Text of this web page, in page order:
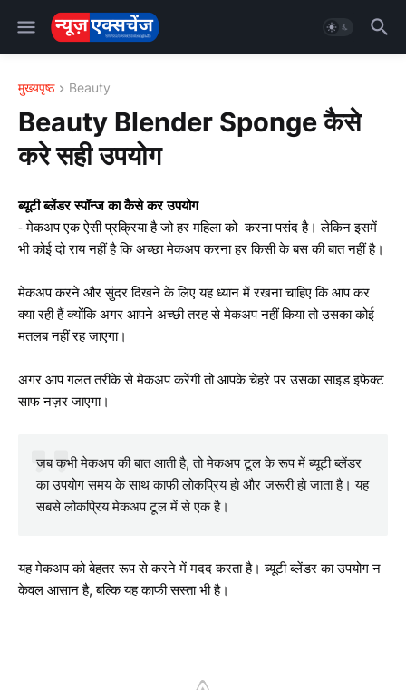
मुख्यपृष्ठ Beauty
Beauty Blender Sponge कैसे
करे सही उपयोग
ब्‍यूटी ब्‍लेंडर स्पॉन्ज का कैसे कर उपयोग
- मेकअप एक ऐसी प्रक्रिया है जो हर महिला को  करना पसंद है। लेकिन इसमें
भी कोई दो राय नहीं है कि अच्छा मेकअप करना हर किसी के बस की बात नहीं है।
मेकअप करने और सुंदर दिखने के लिए यह ध्यान में रखना चाहिए कि आप कर
क्या रही हैं क्योंकि अगर आपने अच्छी तरह से मेकअप नहीं किया तो उसका कोई
मतलब नहीं रह जाएगा।
अगर आप गलत तरीके से मेकअप करेंगी तो आपके चेहरे पर उसका साइड इफेक्ट
साफ नज़र जाएगा।
जब कभी मेकअप की बात आती है, तो मेकअप टूल के रूप में ब्यूटी ब्लेंडर
का उपयोग समय के साथ काफी लोकप्रिय हो और जरूरी हो जाता है। यह
सबसे लोकप्रिय मेकअप टूल में से एक है।
यह मेकअप को बेहतर रूप से करने में मदद करता है। ब्यूटी ब्लेंडर का उपयोग न
केवल आसान है, बल्कि यह काफी सस्ता भी है।